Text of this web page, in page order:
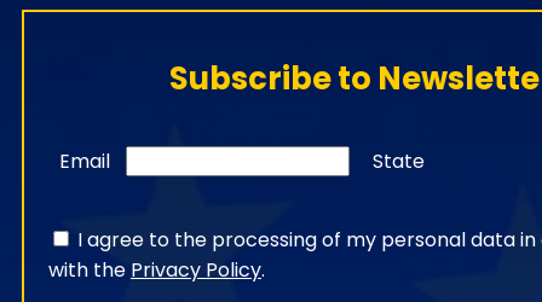
Subscribe to
Email State
I agree to the processing of my personal data
with the Privacy Policy.